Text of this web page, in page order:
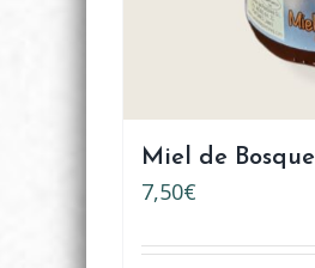
Miel de Bosque
7,50€